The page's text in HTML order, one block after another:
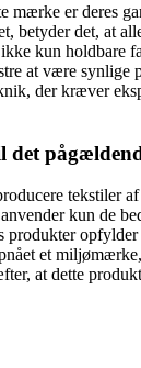
mærke er deres
betyder det, at
kun holdbare
at være synlige
der kræver
det
tekstiler
kun de
produkter
et
at dette